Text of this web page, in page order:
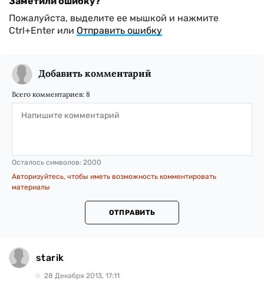
Пожалуйста, выделите ее мышкой и нажмите
Ctrl+Enter или Отправить ошибку
Добавить комментарий
Всего комментариев: 8
Осталось символов: 2000
Авторизуйтесь, чтобы иметь возможность комментировать
материалы
ОТПРАВИТЬ
starik
28 Декабря 2013, 17:11